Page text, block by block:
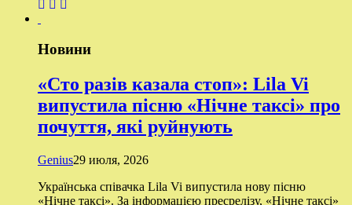
Новини
«Сто разів казала стоп»: Lila Vi
випустила пісню «Нічне таксі» про
почуття, які руйнують
Genius29 июля, 2026
Українська співачка Lila Vi випустила нову пісню
«Нічне таксі». За інформацією пресрелізу, «Нічне таксі»